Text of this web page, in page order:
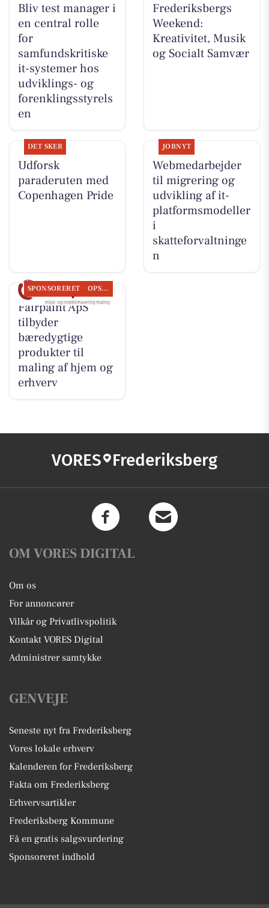
Bliv test manager i
en central rolle
for
samfundskritiske
it-systemer hos
udviklings- og
forenklingsstyrels
en
Frederiksbergs
Weekend:
Kreativitet, Musik
og Socialt Samvær
DET SKER
Udforsk
paraderuten med
Copenhagen Pride
JOBNYT
Webmedarbejder
til migrering og
udvikling af it-
platformsmodeller
i
skatteforvaltninge
n
SPONSORERET OPSLAGSTAVLEN
Fairpaint ApS
tilbyder
bæredygtige
produkter til
maling af hjem og
erhverv
VORES Frederiksberg
OM VORES DIGITAL
Om os
For annoncører
Vilkår og Privatlivspolitik
Kontakt VORES Digital
Administrer samtykke
GENVEJE
Seneste nyt fra Frederiksberg
Vores lokale erhverv
Kalenderen for Frederiksberg
Fakta om Frederiksberg
Erhvervsartikler
Frederiksberg Kommune
Få en gratis salgsvurdering
Sponsoreret indhold